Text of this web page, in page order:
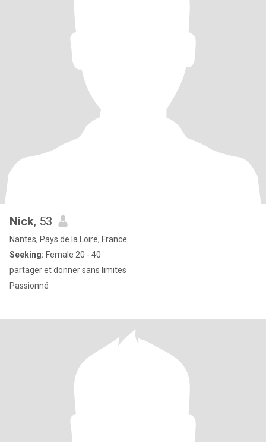
Nick, 53
Nantes, Pays de la Loire, France
Seeking: Female 20 - 40
partager et donner sans limites
Passionné